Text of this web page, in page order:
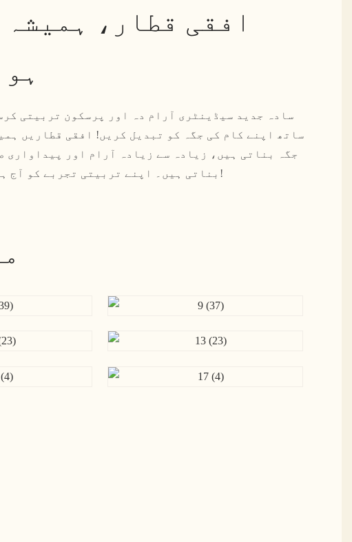
افقی قطار،
ساتھ اپنے کام کی جگہ کو تبدیل کریں! افقی قطاریں
جگہ بناتی ہیں، زیادہ سے زیادہ آرام اور پیداواری
بناتی ہیں۔ اپنے تربیتی تجربے کو آج ہی اپ گریڈ کریں!